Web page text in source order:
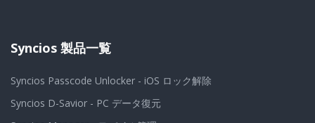
Syncios 製品一覧
Syncios Passcode Unlocker - iOS ロック解除
Syncios D-Savior - PC データ復元